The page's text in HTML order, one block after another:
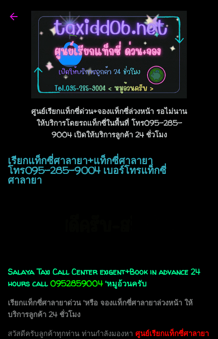
ข้ามไปที่เนื้อหาหลัก
ศูนย์เรียกแท็กซี่ด่วน+จองแท็กซี่ล่วงหน้า รอไม่นาน
ให้บริการโดยรถแท็กซี่ในพื้นที่ โทร095-285-
9004 เปิดให้บริการลูกค้า 24 ชั่วโมง
เรียกแท็กซี่ศาลายา+แท็กซี่ศาลายา
โทร095-285-9004 เบอร์โทรแท็กซี่
ศาลายา
Salaya Taxi Call Center exigent+Book in advance 24
hours call0952859004'หมูอ้วนครับ
เรียกแท็กซี่ศาลายาด่วน 'หรือ จองแท็กซี่ศาลายาล่วงหน้า ให้
บริการลูกค้า 24 ชั่วโมง
สวัสดีครับลูกค้าทุกท่าน ท่านกำลังมองหา ศูนย์เรียกแท็กซี่ศาลายา